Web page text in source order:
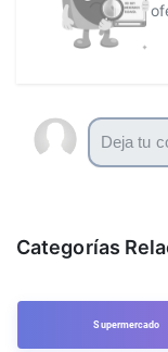
Categorías
Supermercado